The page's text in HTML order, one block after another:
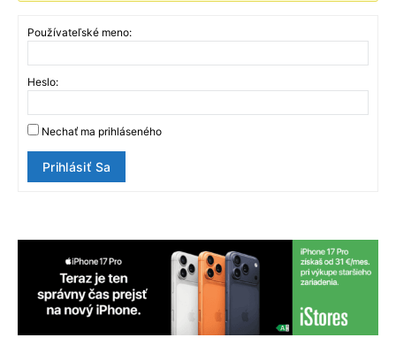
Používateľské meno:
Heslo:
Nechať ma prihláseného
Prihlásiť Sa